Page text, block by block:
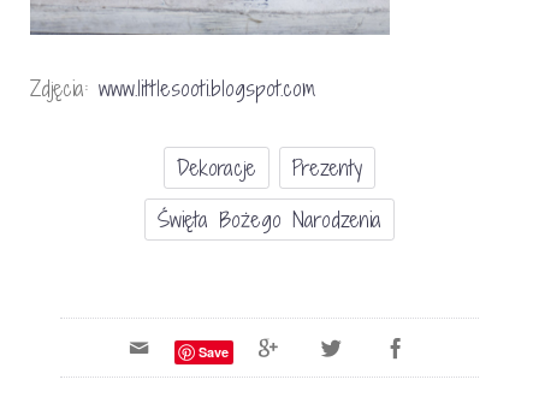
Zdjęcia: www.littlesooti.blogspot.com
Dekoracje
Prezenty
Święta Bożego Narodzenia
Save